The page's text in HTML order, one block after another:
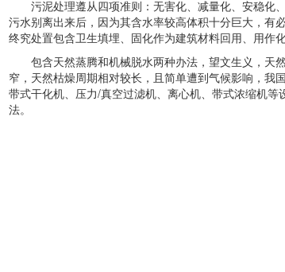
污泥处理遵从四项准则：无害化、减量化、安稳化
污水别离出来后，因为其含水率较高体积十分巨大，有
终究处置包含卫生填埋、固化作为建筑材料回用、用作
包含天然蒸腾和机械脱水两种办法，望文生义，天
窄，天然枯燥周期相对较长，且简单遭到气候影响，我
带式干化机、压力/真空过滤机、离心机、带式浓缩机
法。